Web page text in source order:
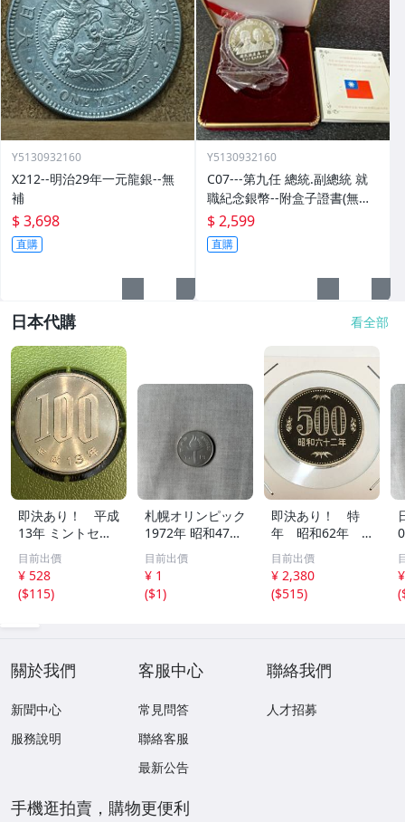
Y5130932160
X212--明治29年一元龍銀--無
補
$ 3,698
直購
Y5130932160
C07---第九任 總統.副總統 就
職紀念銀幣--附盒子證書(無外
紙盒)
$ 2,599
直購
日本代購 看全部
即決あり！ 平成
13年 ミントセッ
ト出し 「100円」
硬貨 完全未使用
品 １枚 送料全国
110円 ペーパーコ
目前出價
¥ 528
($115)
札幌オリンピック
1972年 昭和47年
100円記念硬貨 聖
火 コレクション
目前出價
¥ 1
($1)
即決あり！ 特
年 昭和62年 5
00円 硬貨 プ
ルーフ貨幣セッ
ト 出し 完全未
使用品 １枚
目前出價
¥ 2,380
($515)
(
關於我們
新聞中心
服務說明
客服中心
常見問答
聯絡客服
最新公告
聯絡我們
人才招募
手機逛拍賣，購物更便利